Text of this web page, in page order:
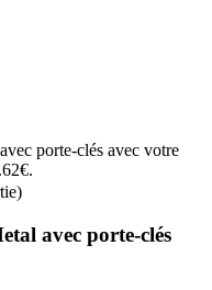
avec porte-clés